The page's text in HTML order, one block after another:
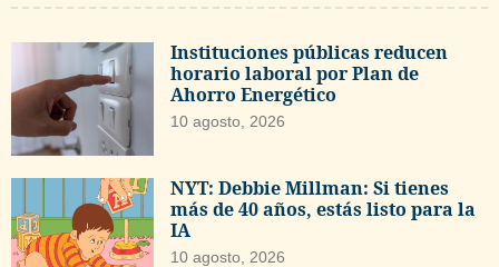
Instituciones públicas reducen
horario laboral por Plan de
Ahorro Energético
10 agosto, 2026
NYT: Debbie Millman: Si tienes
más de 40 años, estás listo para la
IA
10 agosto, 2026